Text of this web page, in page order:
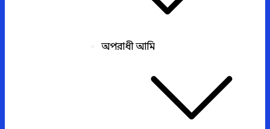
অপরাধী আমি